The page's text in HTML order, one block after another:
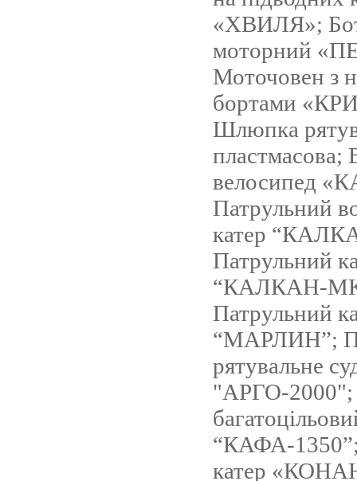
«ХВИЛЯ»; Бот
моторний
Моточовен з
бортами
Шлюпка
пластмасова;
велосипед
Патрульний
катер
Патрульний
“КАЛКАН-
Патрульний
“МАРЛИН”;
рятувальне
"АРГО-2000";
“КАФА-1350”;
катер